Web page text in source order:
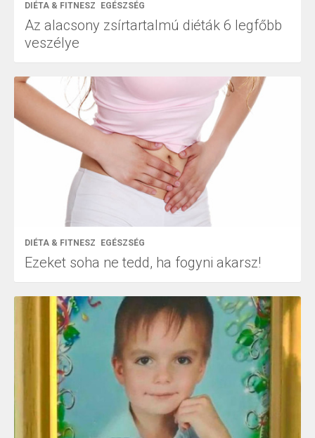
DIÉTA & FITNESZ EGÉSZSÉG
Az alacsony zsírtartalmú diéták 6 legfőbb
veszélye
DIÉTA & FITNESZ EGÉSZSÉG
Ezeket soha ne tedd, ha fogyni akarsz!